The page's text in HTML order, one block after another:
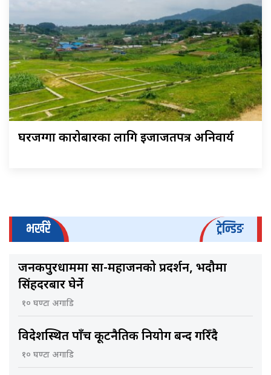
घरजग्गा कारोबारका लागि इजाजतपत्र अनिवार्य
भर्खरै ट्रेन्डिङ
जनकपुरधाममा साहु-महाजनको प्रदर्शन, भदौमा
सिंहदरबार घेर्ने
१० घण्टा अगाडि
विदेशस्थित पाँच कूटनैतिक नियोग बन्द गरिँदै
१० घण्टा अगाडि